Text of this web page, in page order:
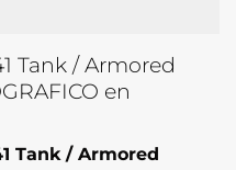
Tank / Armored
en
Tank / Armored